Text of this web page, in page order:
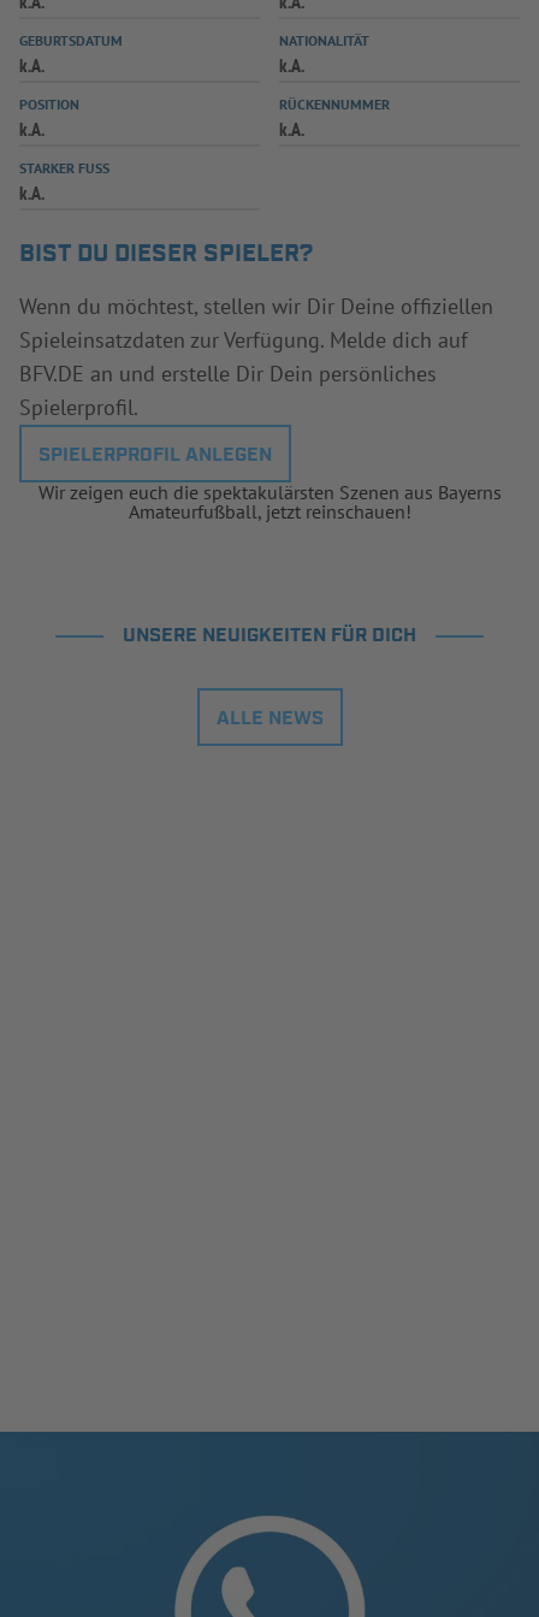
SPIELPLUS
GEBURTSDATUM
k.A.
NATIONALITÄT
k.A.
POSITION
k.A.
RÜCKENNUMMER
k.A.
STARKER FUSS
k.A.
BIST DU DIESER SPIELER?
Wenn du möchtest, stellen wir Dir Deine offiziellen
Spieleinsatzdaten zur Verfügung. Melde dich auf
BFV.DE an und erstelle Dir Dein persönliches
Spielerprofil.
SPIELERPROFIL ANLEGEN
Wir zeigen euch die spektakulärsten Szenen aus Bayerns
Amateurfußball, jetzt reinschauen!
UNSERE NEUIGKEITEN FÜR DICH
ALLE NEWS